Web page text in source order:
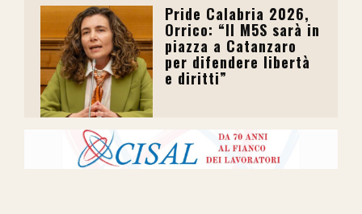
Pride Calabria 2026,
Orrico: “Il M5S sarà in
piazza a Catanzaro
per difendere libertà
e diritti”